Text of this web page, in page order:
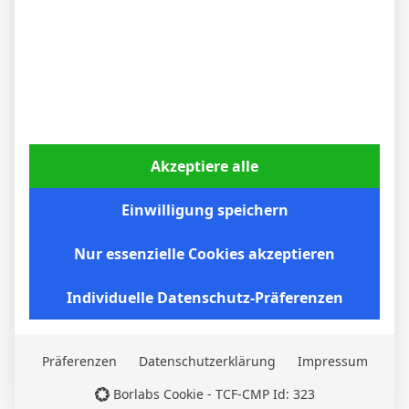
Ruby Grant von Bayer gtelbrot in der 68.
Akzeptiere alle
Einwilligung speichern
Nur essenzielle Cookies akzeptieren
Individuelle Datenschutz-Präferenzen
Präferenzen Datenschutzerklärung
Impressum
Borlabs Cookie - TCF-CMP Id: 323